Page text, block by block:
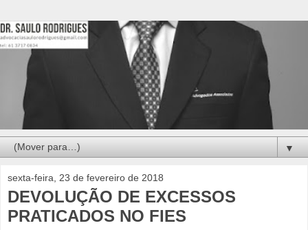
▼
sexta-feira, 23 de fevereiro de 2018
DEVOLUÇÃO DE EXCESSOS
PRATICADOS NO FIES